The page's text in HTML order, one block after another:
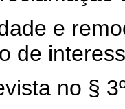
e
de
no §